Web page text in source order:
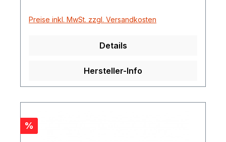
Preise inkl. MwSt. zzgl. Versandkosten
Details
Hersteller-Info
Rabatt
%